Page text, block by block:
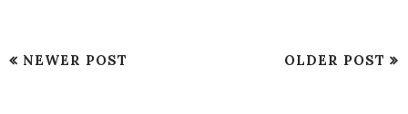
NEWER POST OLDER POST